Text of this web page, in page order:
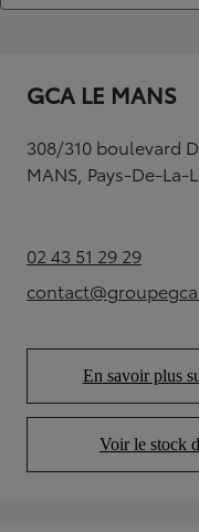
GCA LE MANS
308/310 boulevard
MANS, Pays-De-La-
02 43 51 29 29
(Opens in
(Opens
En savoir plus
Voir le stock